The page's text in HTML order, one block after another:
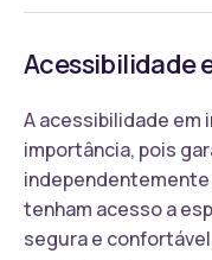
Acessibilidade
A acessibilidade em
importância, pois
tenham acesso a
segura e